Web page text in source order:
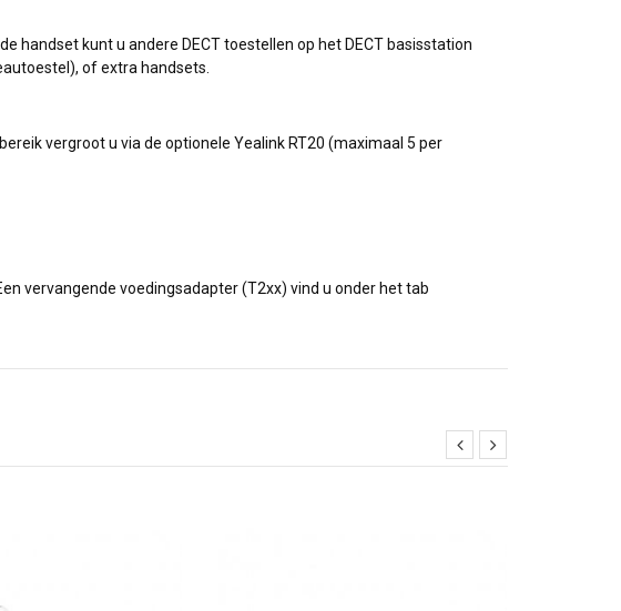
handset kunt u andere DECT toestellen op het DECT basisstation
of extra handsets.
vergroot u via de optionele Yealink RT20 (maximaal 5 per
vervangende voedingsadapter (T2xx) vind u onder het tab